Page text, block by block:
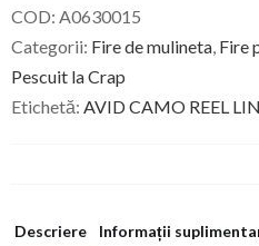
1000m
COD: A0630015
Categorii: Fire de mulineta, Fire
Pescuit la Crap
Etichetă: AVID CAMO REEL
Descriere Informații